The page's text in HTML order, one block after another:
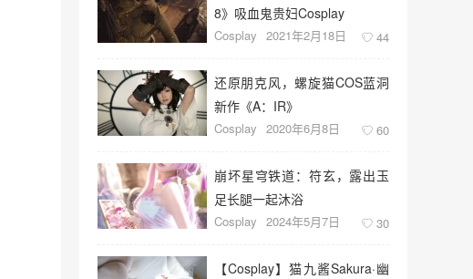
8》吸血鬼贵妇Cosplay
Cosplay 2021年2月18日 44
还原朋克风，螺旋猫COS蓝洞
新作《A：IR》
Cosplay 2020年6月8日 60
崩坏星穹铁道：符玄，露出玉
足长腿一起沐浴
Cosplay 2024年5月7日 30
【Cosplay】猫九酱Sakura·幽